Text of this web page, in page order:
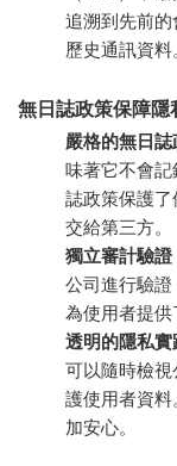
追溯到先前
歷史通訊資料
無日誌政策保障隱
嚴格的無日誌
味著它不會
誌政策保護
交給第三方。
獨立審計驗證
公司進行驗
為使用者提供
透明的隱私實
可以隨時檢
護使用者資
加安心。